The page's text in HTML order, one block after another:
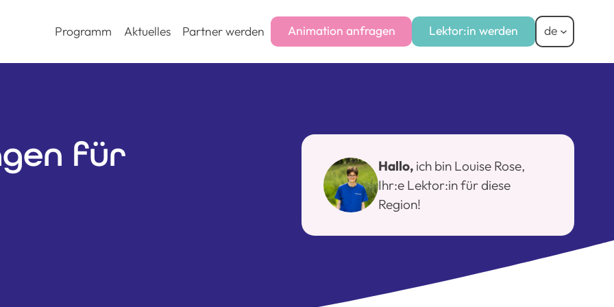
Programm Aktuelles Partner werden Animation anfragen Lektor:in werden de
für
Hallo, ich bin Louise Rose,
Ihr:e Lektor:in für diese
Region!